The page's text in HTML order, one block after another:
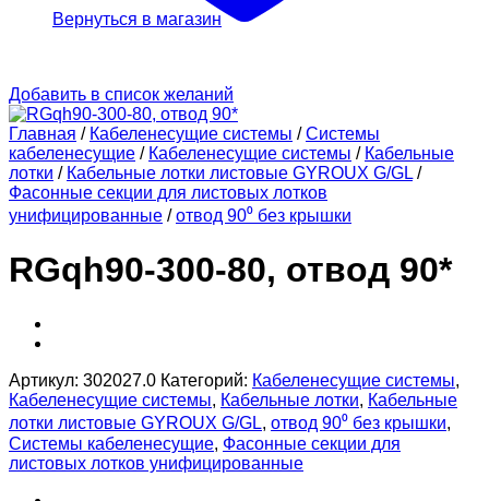
Вернуться в магазин
Добавить в список желаний
Главная / Кабеленесущие системы / Системы
кабеленесущие / Кабеленесущие системы / Кабельные
лотки / Кабельные лотки листовые GYROUX G/GL /
Фасонные секции для листовых лотков
унифицированные / отвод 90⁰ без крышки
RGqh90-300-80, отвод 90*
Артикул: 302027.0 Категорий: Кабеленесущие системы,
Кабеленесущие системы, Кабельные лотки, Кабельные
лотки листовые GYROUX G/GL, отвод 90⁰ без крышки,
Системы кабеленесущие, Фасонные секции для
листовых лотков унифицированные